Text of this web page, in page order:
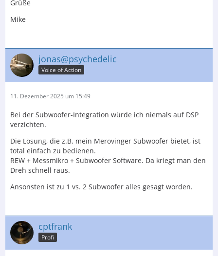
Grüße
Mike
jonas@psychedelic
Voice of Action
11. Dezember 2025 um 15:49
Bei der Subwoofer-Integration würde ich niemals auf DSP
verzichten.
Die Lösung, die z.B. mein Merovinger Subwoofer bietet, ist
total einfach zu bedienen.
REW + Messmikro + Subwoofer Software. Da kriegt man den
Dreh schnell raus.
Ansonsten ist zu 1 vs. 2 Subwoofer alles gesagt worden.
cptfrank
Profi